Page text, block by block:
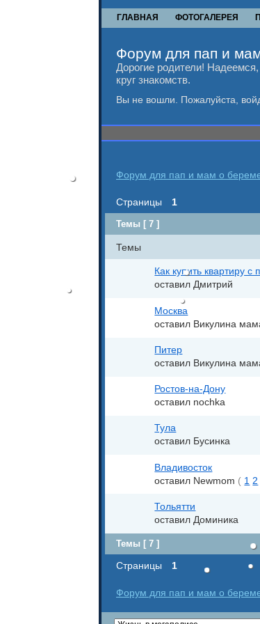
ГЛАВНАЯ ФОТОГАЛЕРЕЯ
Форум для пап и
Дорогие родители!
круг знакомств.
Вы не вошли. Пожалуйста,
Форум для пап и мам о
Страницы 1
Темы [ 7 ]
Темы
Как купить квартиру
оставил Дмитрий
Москва
оставил Викулина
Питер
оставил Викулина
Ростов-на-Дону
оставил nochka
Тула
оставил Бусинка
Владивосток
оставил Newmom ( 1 2
Тольятти
оставил Доминика
Темы [ 7 ]
Страницы 1
Форум для пап и мам о